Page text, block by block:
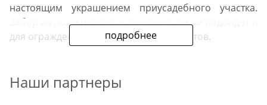
подробнее
настоящим украшением приусадебного участка.
Забор из полукруглого штакетника также подойдет и
для ограждения промышленных объектов.
Технические
характеристики
Наши партнеры